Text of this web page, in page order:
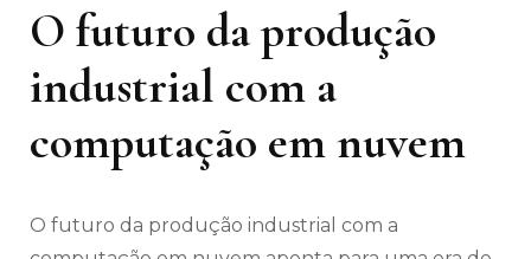
O futuro da produção
industrial com a
computação em nuvem
O futuro da produção industrial com a